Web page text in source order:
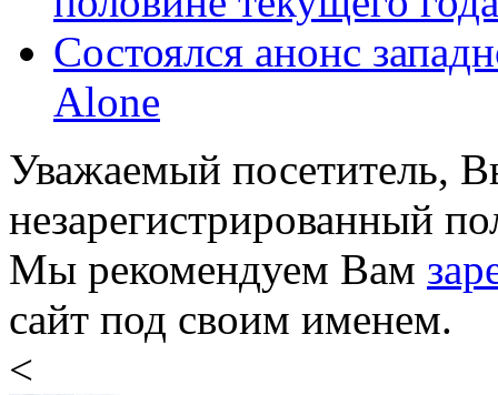
Состоялся анонс
Alone
Уважаемый посетитель,
незарегистрированный
Мы рекомендуем Вам
сайт под своим именем.
<